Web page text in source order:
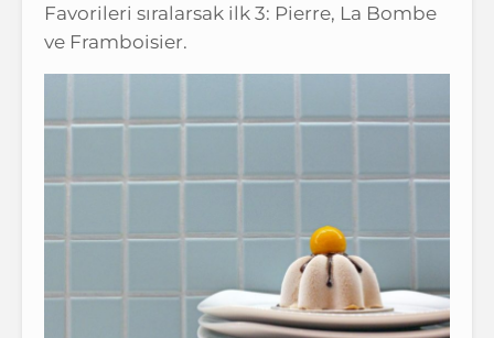
Favorileri sıralarsak ilk 3: Pierre, La Bombe
ve Framboisier.